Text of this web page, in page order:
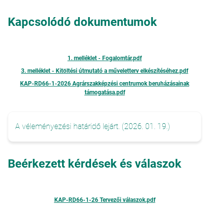
Kapcsolódó dokumentumok
1. melléklet - Fogalomtár.pdf
3. melléklet - Kitöltési útmutató a műveletterv elkészítéséhez.pdf
KAP-RD66-1-2026 Agrárszakképzési centrumok beruházásainak
támogatása.pdf
A véleményezési határidő lejárt. (2026. 01. 19.)
Beérkezett kérdések és válaszok
KAP-RD66-1-26 Tervezői válaszok.pdf